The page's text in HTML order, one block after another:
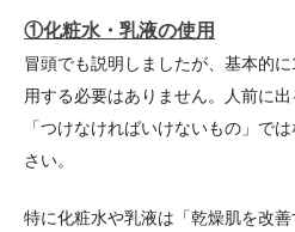
①化粧水・乳液の使用
冒頭でも説明しましたが、基本的
用する必要はありません。人前に
「つけなければいけないもの」で
さい。
特に化粧水や乳液は「乾燥肌を改